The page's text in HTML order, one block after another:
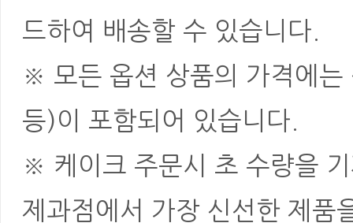
드하여 배송할 수 있습니다.
※ 모든 옵션 상품의 가격에는
등)이 포함되어 있습니다.
※ 케이크 주문시 초 수량을
제과점에서 가장 신선한 제품